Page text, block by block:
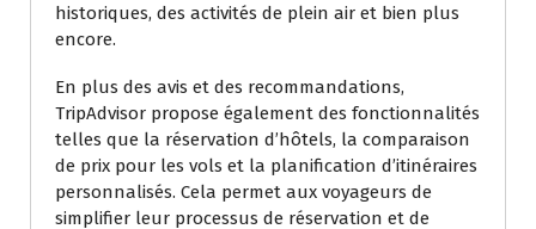
historiques, des activités de plein air et bien plus
encore.
En plus des avis et des recommandations,
TripAdvisor propose également des fonctionnalités
telles que la réservation d’hôtels, la comparaison
de prix pour les vols et la planification d’itinéraires
personnalisés. Cela permet aux voyageurs de
simplifier leur processus de réservation et de